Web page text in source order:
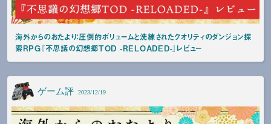
海外からのおたより：圧倒的ボリュームと洗練されたクオリティのダンジョン探
索RPG『不思議の幻想郷TOD -RELOADED-』レビュー
ゲーム評 2023/12/19